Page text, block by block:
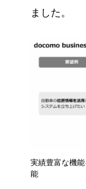
ました。
実績豊富な機
能